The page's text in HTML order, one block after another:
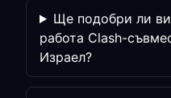
Ще подобри ли
работа Clash-
Израел?